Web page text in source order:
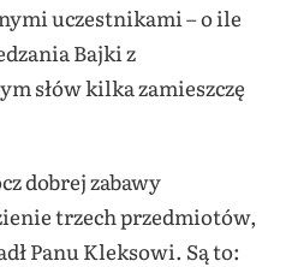
uczestnikami – o ile
Bajki z
słów kilka zamieszczę
dobrej zabawy
trzech przedmiotów,
Panu Kleksowi. Są to: